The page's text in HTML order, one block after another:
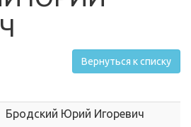
Вернуться к списку
Бродский Юрий Игоревич